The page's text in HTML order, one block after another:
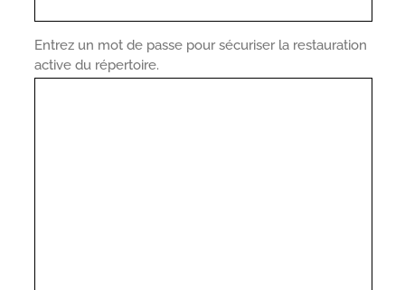
Entrez un mot de passe pour sécuriser la restauration
active du répertoire.